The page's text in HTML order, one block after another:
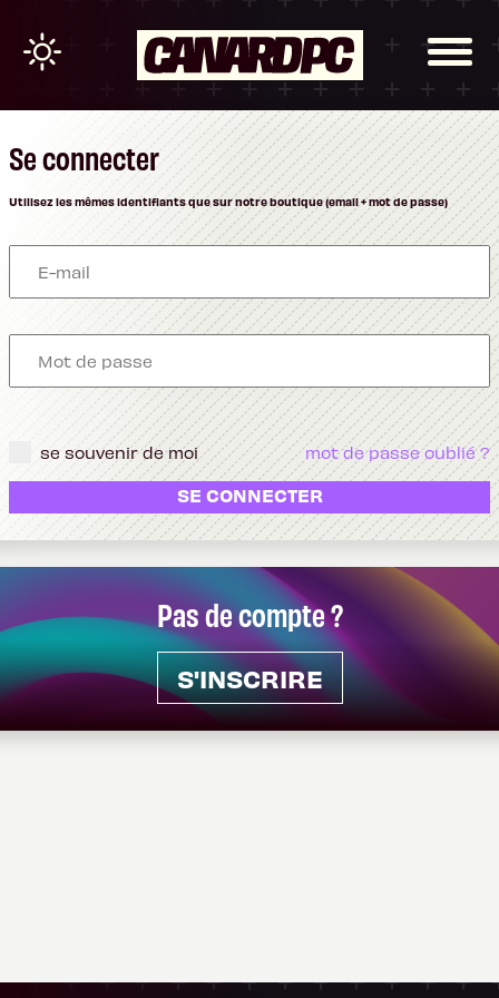
Pas de compte ?
S'INSCRIRE
Se connecter
Utilisez les mêmes identifiants que sur notre boutique (email + mot de passe)
se souvenir de moi mot de passe oublié ?
SE CONNECTER